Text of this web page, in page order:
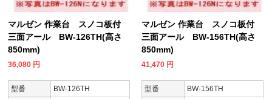
マルゼン 作業台 スノコ板付
三面アール BW-126TH(高さ
850mm)
36,080 円
型番
BW-126TH
マルゼン 作業台 スノコ板付
三面アール BW-156TH(高さ
850mm)
41,470 円
型番
BW-156TH